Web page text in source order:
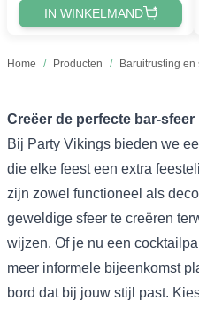
Home / Producten / Baruitrusting
IN WINKELMAND
Creëer de perfecte bar-
Bij Party Vikings bieden we
die elke feest een extra
zijn zowel functioneel als
geweldige sfeer te creëren
wijzen. Of je nu een
meer informele bijeenkomst
bord dat bij jouw stijl past.